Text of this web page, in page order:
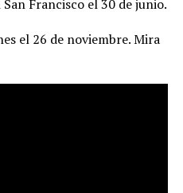
Francisco el 30 de junio.
el 26 de noviembre. Mira